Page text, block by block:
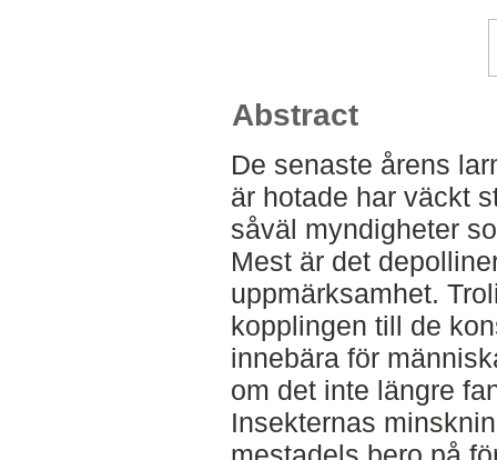
Abstract
De senaste årens
är hotade har väckt
såväl myndigheter
Mest är det
uppmärksamhet.
kopplingen till de
innebära för
om det inte längre
Insekternas